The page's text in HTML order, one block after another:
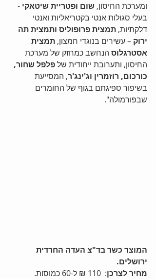
ומערכת החיסון, שום ופטריית שיטאקי -
בעלי סגולות אנטי בקטריאליות ואנטי
דלקתיות, תמצית פרופוליס ותמצית תה
ירוק – עשירים בנוגדי חמצון, תמצית
אסטרגלוס הנחשב כמחזק של מערכת
החיסון, ותערובת ייחודית של פלפל שחור,
כורכום, רוזמרין וג'ינג'ר, המסייעת
בשיפור ספיגתם בגוף של החומרים
שבפורמולה".
המוצר כשר בד"צ העדה החרדית
ירושלים.
מחיר לצרכן:  110 ₪ ל-60 כמוסות.